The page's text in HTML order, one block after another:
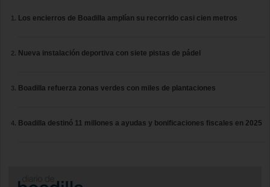
Los encierros de Boadilla amplían su recorrido casi cien metros
Nueva instalación deportiva con siete pistas de pádel
Boadilla refuerza zonas verdes con miles de plantaciones
Boadilla destinó 11 millones a ayudas y bonificaciones fiscales en 2025